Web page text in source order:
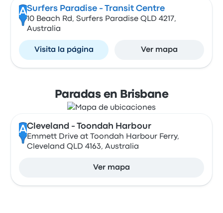
ASurfers Paradise - Transit Centre
10 Beach Rd, Surfers Paradise QLD 4217,
Australia
Visita la página Ver mapa
Paradas en Brisbane
ACleveland - Toondah Harbour
Emmett Drive at Toondah Harbour Ferry,
Cleveland QLD 4163, Australia
Ver mapa